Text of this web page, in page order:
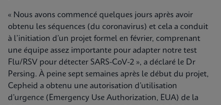
« Nous avons commencé quelques jours après avoir
obtenu les séquences (du coronavirus) et cela a conduit
à l’initiation d’un projet formel en février, comprenant
une équipe assez importante pour adapter notre test
Flu/RSV pour détecter SARS-CoV-2 », a déclaré le Dr
Persing. À peine sept semaines après le début du projet,
Cepheid a obtenu une autorisation d’utilisation
d’urgence (Emergency Use Authorization, EUA) de la